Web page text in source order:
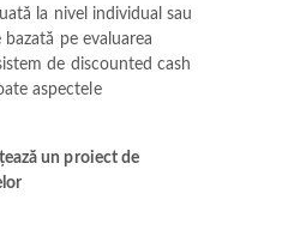
la nivel individual sau
pe evaluarea
de discounted cash
aspectele
un proiect de